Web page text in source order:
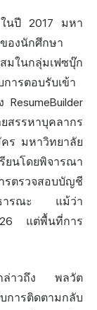
ในปี 2017 มหา
ของนักศึกษา
มในกลุ่มเฟซบุ๊ก
ารตอบรับเข้า
สรรหาบุคลากร
ร มหาวิทยาลัย
ยนโดยพิจารณา
ตรวจสอบบัญชี
าธารณะ แม้ว่า
แต่พื้นที่การ
กล่าวถึง พลวัต
ารติดตามกลับ